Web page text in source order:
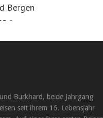
Bergen
€
Burkhard, beide Jahrgang
seit ihrem 16. Lebensjahr